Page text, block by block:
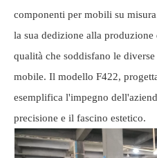
componenti per mobili su
la sua dedizione alla
qualità che soddisfano le
mobile. Il modello F422,
esemplifica l'impegno
precisione e il fascino estetico.